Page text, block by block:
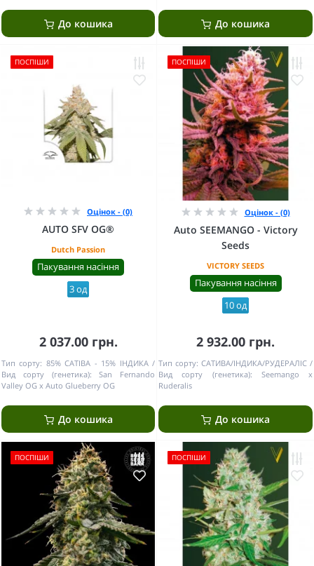
До кошика До кошика
ПОСПІШИ
Оцінок - (0)
AUTO SFV OG®
Dutch Passion
Пакування насіння
3 од
2 037.00 грн.
Тип сорту: 85% САТІВА - 15% ІНДИКА
Вид сорту (генетика):
San Fernando
Valley OG x Auto Glueberry OG
До кошика
ПОСПІШИ
Оцінок - (0)
Auto SEEMANGO - Victory
Seeds
VICTORY SEEDS
Пакування насіння
10 од
2 932.00 грн.
Тип сорту: САТИВА/ІНДИКА/РУДЕРАЛІС
Вид сорту (генетика):
Seemango x
Ruderalis
До кошика
ПОСПІШИ ПОСПІШИ